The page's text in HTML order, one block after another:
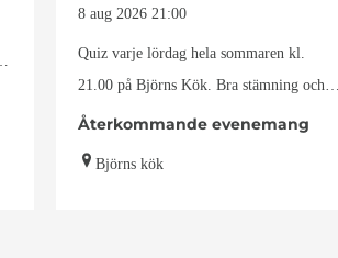
8 aug 2026 21:00
Quiz varje lördag hela sommaren kl.
21.00 på Björns Kök. Bra stämning och
lokala quizmasters…
Återkommande evenemang
Björns kök